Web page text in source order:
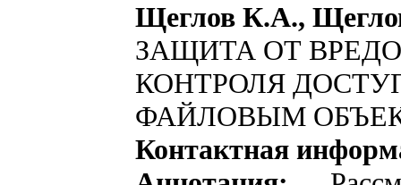
Щеглов К.А.,
ЗАЩИТА ОТ
КОНТРОЛЯ
ФАЙЛОВЫМ
Контактная